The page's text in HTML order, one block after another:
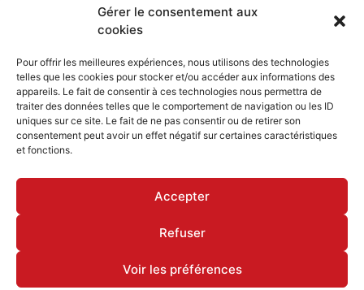
Gérer le consentement aux
cookies
Pour offrir les meilleures expériences, nous utilisons des technologies
telles que les cookies pour stocker et/ou accéder aux informations des
appareils. Le fait de consentir à ces technologies nous permettra de
traiter des données telles que le comportement de navigation ou les ID
uniques sur ce site. Le fait de ne pas consentir ou de retirer son
consentement peut avoir un effet négatif sur certaines caractéristiques
et fonctions.
Accepter
Refuser
Voir les préférences
Demande d’actes d’état civil
Inscription listes électorales
Recensement militaire
Le journal de ma ville
Gestion des déchets
Mentions légales & politique de confidentialité
Déclaration d’accessibilité